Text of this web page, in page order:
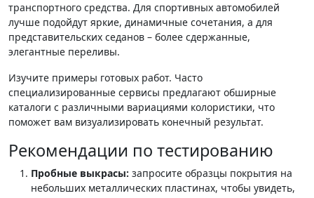
транспортного средства. Для спортивных автомобилей
лучше подойдут яркие, динамичные сочетания, а для
представительских седанов – более сдержанные,
элегантные переливы.
Изучите примеры готовых работ. Часто
специализированные сервисы предлагают обширные
каталоги с различными вариациями колористики, что
поможет вам визуализировать конечный результат.
Рекомендации по тестированию
Пробные выкрасы: запросите образцы покрытия на
небольших металлических пластинах, чтобы увидеть,